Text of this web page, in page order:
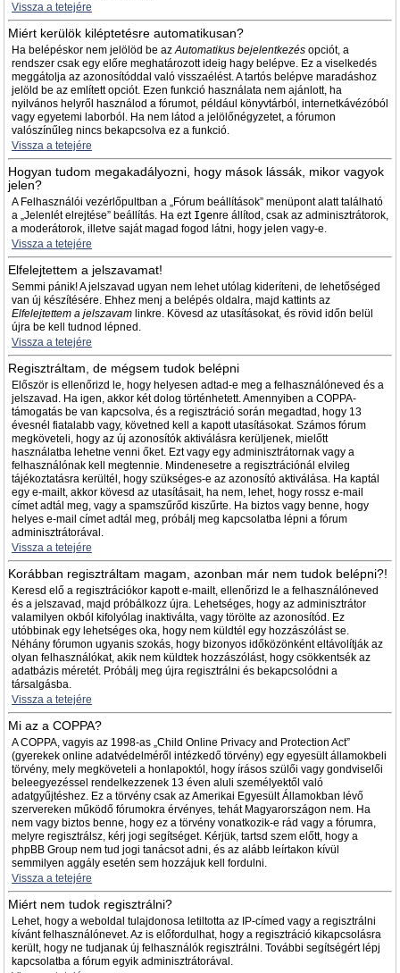
Vissza a tetejére
Miért kerülök kiléptetésre automatikusan?
Ha belépéskor nem jelölöd be azAutomatikus bejelentkezés opciót, a
rendszer csak egy előre meghatározott ideig hagy belépve. Ez a viselkedés
meggátolja az azonosítóddal való visszaélést. A tartós belépve maradáshoz
jelöld be az említett opciót. Ezen funkció használata nem ajánlott, ha
nyilvános helyről használod a fórumot, például könyvtárból, internetkávézóból
vagy egyetemi laborból. Ha nem látod a jelölőnégyzetet, a fórumon
valószínűleg nincs bekapcsolva ez a funkció.
Vissza a tetejére
Hogyan tudom megakadályozni, hogy mások lássák, mikor vagyok
jelen?
A Felhasználói vezérlőpultban a „Fórum beállítások” menüpont alatt található
a „Jelenlét elrejtése” beállítás. Ha ezt Igenre állítod, csak az adminisztrátorok,
a moderátorok, illetve saját magad fogod látni, hogy jelen vagy-e.
Vissza a tetejére
Elfelejtettem a jelszavamat!
Semmi pánik! A jelszavad ugyan nem lehet utólag kideríteni, de lehetőséged
van új készítésére. Ehhez menj a belépés oldalra, majd kattints az
Elfelejtettem a jelszavam linkre. Kövesd az utasításokat, és rövid időn belül
újra be kell tudnod lépned.
Vissza a tetejére
Regisztráltam, de mégsem tudok belépni
Először is ellenőrizd le, hogy helyesen adtad-e meg a felhasználóneved és a
jelszavad. Ha igen, akkor két dolog történhetett. Amennyiben a COPPA-
támogatás be van kapcsolva, és a regisztráció során megadtad, hogy 13
évesnél fiatalabb vagy, követned kell a kapott utasításokat. Számos fórum
megköveteli, hogy az új azonosítók aktiválásra kerüljenek, mielőtt
használatba lehetne venni őket. Ezt vagy egy adminisztrátornak vagy a
felhasználónak kell megtennie. Mindenesetre a regisztrációnál elvileg
tájékoztatásra kerültél, hogy szükséges-e az azonosító aktiválása. Ha kaptál
egy e-mailt, akkor kövesd az utasításait, ha nem, lehet, hogy rossz e-mail
címet adtál meg, vagy a spamszűrőd kiszűrte. Ha biztos vagy benne, hogy
helyes e-mail címet adtál meg, próbálj meg kapcsolatba lépni a fórum
adminisztrátorával.
Vissza a tetejére
Korábban regisztráltam magam, azonban már nem tudok belépni?!
Keresd elő a regisztrációkor kapott e-mailt, ellenőrizd le a felhasználóneved
és a jelszavad, majd próbálkozz újra. Lehetséges, hogy az adminisztrátor
valamilyen okból kifolyólag inaktiválta, vagy törölte az azonosítód. Ez
utóbbinak egy lehetséges oka, hogy nem küldtél egy hozzászólást se.
Néhány fórumon ugyanis szokás, hogy bizonyos időközönként eltávolítják az
olyan felhasználókat, akik nem küldtek hozzászólást, hogy csökkentsék az
adatbázis méretét. Próbálj meg újra regisztrálni és bekapcsolódni a
társalgásba.
Vissza a tetejére
Mi az a COPPA?
A COPPA, vagyis az 1998-as „Child Online Privacy and Protection Act”
(gyerekek online adatvédelméről intézkedő törvény) egy egyesült államokbeli
törvény, mely megköveteli a honlapoktól, hogy írásos szülői vagy gondviselői
beleegyezéssel rendelkezzenek 13 éven aluli személyektől való
adatgyűjtéshez. Ez a törvény csak az Amerikai Egyesült Államokban lévő
szervereken működő fórumokra érvényes, tehát Magyarországon nem. Ha
nem vagy biztos benne, hogy ez a törvény vonatkozik-e rád vagy a fórumra,
melyre regisztrálsz, kérj jogi segítséget. Kérjük, tartsd szem előtt, hogy a
phpBB Group nem tud jogi tanácsot adni, és az alább leírtakon kívül
semmilyen aggály esetén sem hozzájuk kell fordulni.
Vissza a tetejére
Miért nem tudok regisztrálni?
Lehet, hogy a weboldal tulajdonosa letiltotta az IP-címed vagy a regisztrálni
kívánt felhasználónevet. Az is előfordulhat, hogy a regisztráció kikapcsolásra
került, hogy ne tudjanak új felhasználók regisztrálni. További segítségért lépj
kapcsolatba a fórum egyik adminisztrátorával.